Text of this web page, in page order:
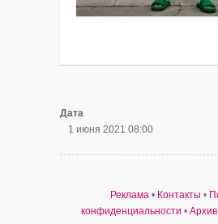
Дата
1 июня 2021 08:00
Реклама• Контакты •
конфиденциальности •